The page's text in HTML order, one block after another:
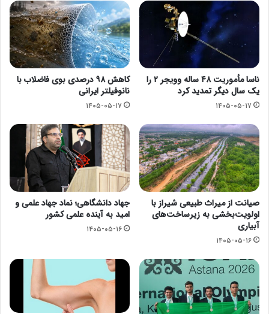
ناسا مأموریت ۴۸ ساله وویجر ۲ را
یک سال دیگر تمدید کرد
۱۴۰۵-۰۵-۱۷
کاهش ۹۸ درصدی بوی فاضلاب با
نانوفیلتر ایرانی
۱۴۰۵-۰۵-۱۷
صیانت از میراث طبیعی شیراز با
اولویت‌بخشی به زیرساخت‌های
آبیاری
۱۴۰۵-۰۵-۱۶
جهاد دانشگاهی؛ نماد جهاد علمی و
امید به آینده علمی کشور
۱۴۰۵-۰۵-۱۶